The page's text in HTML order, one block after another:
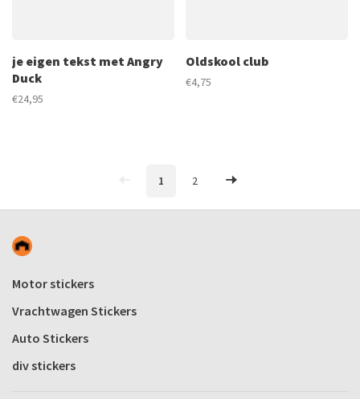
je eigen tekst met Angry
Duck
€24,95
Oldskool club
€4,75
1 2
Motor stickers
Vrachtwagen Stickers
Auto Stickers
div stickers